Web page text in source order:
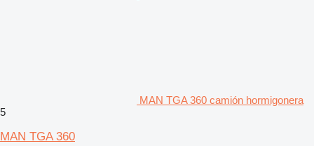
MAN TGA 360 camión hormigonera
5
MAN TGA 360